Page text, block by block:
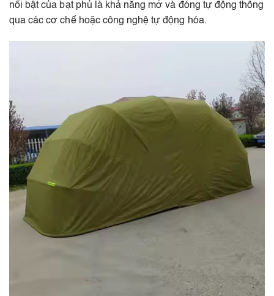
nổi bật của bạt phủ là khả năng mở và đóng tự động thông
qua các cơ chế hoặc công nghệ tự động hóa.